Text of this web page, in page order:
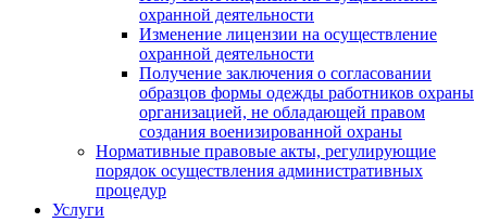
охранной деятельности
Изменение лицензии на осуществление
охранной деятельности
Получение заключения о согласовании
образцов формы одежды работников охраны
организацией, не обладающей правом
создания военизированной охраны
Нормативные правовые акты, регулирующие
порядок осуществления административных
процедур
Услуги